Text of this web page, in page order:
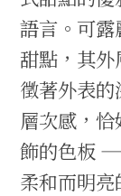
語言。可
甜點，其
徵著外表
層次感，
飾的色板
柔和而明